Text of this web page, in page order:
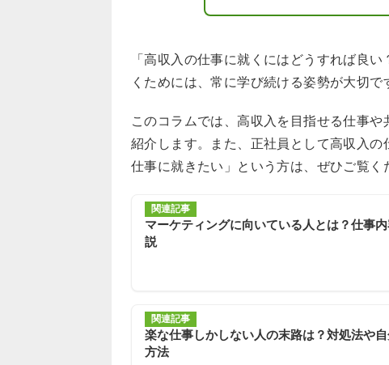
「高収入の仕事に就くにはどうすれば良
くためには、常に学び続ける姿勢が大切で
このコラムでは、高収入を目指せる仕事
紹介します。また、正社員として高収入
仕事に就きたい」という方は、ぜひご覧く
関連記事
マーケティングに向いている人とは？仕事
説
関連記事
楽な仕事しかしない人の末路は？対処法や
方法